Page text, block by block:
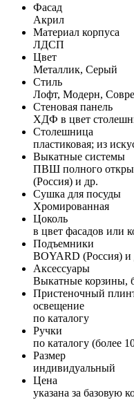
Фасад
Акрил
Материал корпуса
ЛДСП
Цвет
Металлик, Серый
Стиль
Лофт, Модерн,
Стеновая панель
ХДФ в цвет
Столешница
пластиковая; из
Выкатные системы
ПВШ полного
(Россия) и др.
Сушка для посуды
Хромированная
Цоколь
в цвет фасадов или
Подъемники
BOYARD (Россия) и
Аксессуары
Выкатные корзины,
Пристеночный
освещение
по каталогу
Ручки
по каталогу (более
Размер
индивидуальный
Цена
указана за базовую